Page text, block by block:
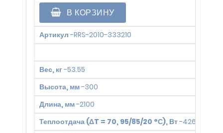
В КОРЗИНУ
Артикул -RRS-2010-333210
Вес, кг-53.55
Высота, мм-300
Длина, мм-2100
Теплоотдача (ΔT = 70, 95/85/20 °С), Вт-4266